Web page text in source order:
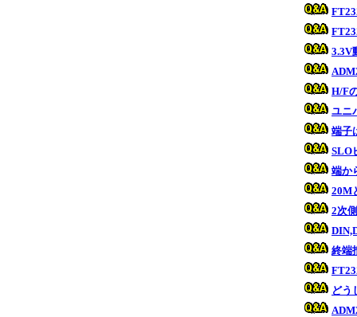
3.3V
H/F
ユニ
端子
SLO
端か
20M
2次
終端
どう